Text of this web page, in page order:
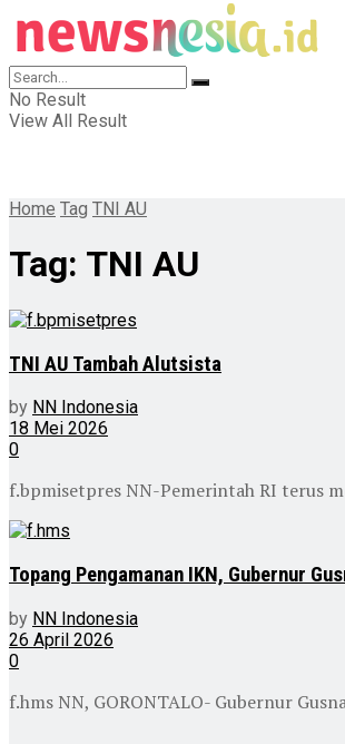
No Result
View All Result
Home Tag TNI AU
Tag: TNI AU
TNI AU Tambah Alutsista
by NN Indonesia
18 Mei 2026
0
f.bpmisetpres NN-Pemerintah RI terus
Topang Pengamanan IKN, Gubernur
by NN Indonesia
26 April 2026
0
f.hms NN, GORONTALO- Gubernur